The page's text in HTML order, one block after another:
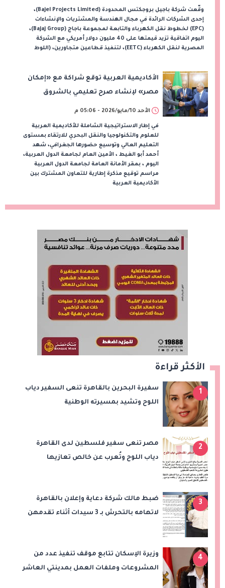
وقّعت شركة باجيل بروجكتس المحدودة (Bajel Projects Limited)،
إحدى الشركات الرائدة في مجال الهندسة والمشتريات والإنشاءات
(EPC) لخطوط نقل الكهرباء والتابعة لمجموعة باجاج (Bajaj Group)،
اليوم اتفاقية تزيد قيمتها على 40 مليون دولار أمريكي مع الشركة
المصرية لنقل الكهرباء (EETC)، لتنفيذ قطاعين متجاورين، (اللوط
الأكاديمية العربية توقع شراكة مع «إمكان
مصر» لإنشاء صرح تعليمي بالشروق
بحضور أبو الغيط
الأحد 10/مايو/2026 - 05:06 م
في إطار الاستراتيجية الشاملة للأكاديمية العربية
للعلوم والتكنولوجيا والنقل البحري للارتقاء بمستوى
التعليم العالي وتوسيع حضورها الجغرافي، شهد
أحمد أبو الغيط ، الأمين العام لجامعة الدول العربية،
اليوم ، بمقر الأمانة العامة لجامعة الدول العربية
مراسم توقيع مذكرة إطارية للتعاون المشترك بين
الأكاديمية العربية
الأكثر قراءة
1
سفيرة البحرين بالقاهرة تنعى السفير دياب
اللوح وتشيد بمسيرته الوطنية
2
مصر تنعى سفير فلسطين لدى القاهرة
دياب اللوح وتُعرب عن خالص تعازيها
3
ضبط مالك شركة دعاية وإعلان بالقاهرة
لاتهامه بالتحرش بـ 3 سيدات أثناء تقدمهن
4
وزيرة الإسكان تتابع موقف تنفيذ عدد من
المشروعات وملفات العمل بمدينتي العاشر